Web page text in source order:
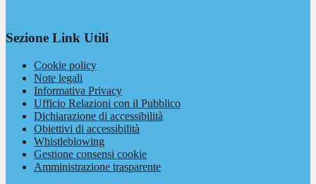
Sezione Link Utili
Cookie policy
Note legali
Informativa Privacy
Ufficio Relazioni con il Pubblico
Dichiarazione di accessibilità
Obiettivi di accessibilità
Whistleblowing
Gestione consensi cookie
Amministrazione trasparente